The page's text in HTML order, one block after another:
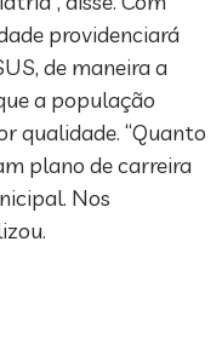
providenciará
de maneira a
a população
qualidade. “Quanto
plano de carreira
Nos